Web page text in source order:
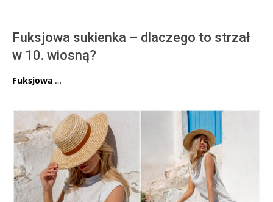
Fuksjowa sukienka – dlaczego to strzał
w 10. wiosną?
Fuksjowa …